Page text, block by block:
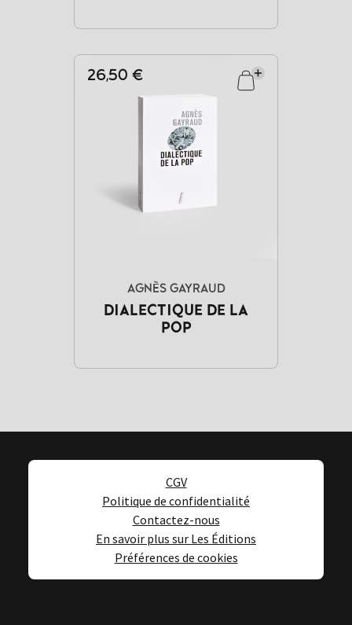
26,50 €
AGNÈS GAYRAUD
DIALECTIQUE DE LA
POP
CGV
Politique de confidentialité
Contactez-nous
En savoir plus sur Les Éditions
Préférences de cookies